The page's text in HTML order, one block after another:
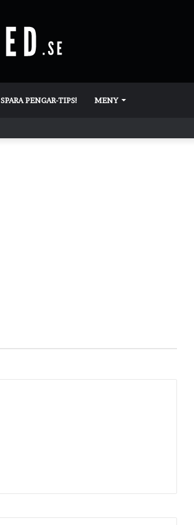
SPARA PENGAR-TIPS! MENY